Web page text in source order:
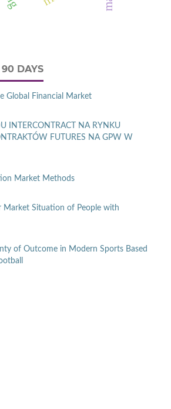
DAYS
Global Financial Market
INTERCONTRACT NA RYNKU
FUTURES NA GPW W
Market Methods
Market Situation of People with
of Outcome in Modern Sports Based